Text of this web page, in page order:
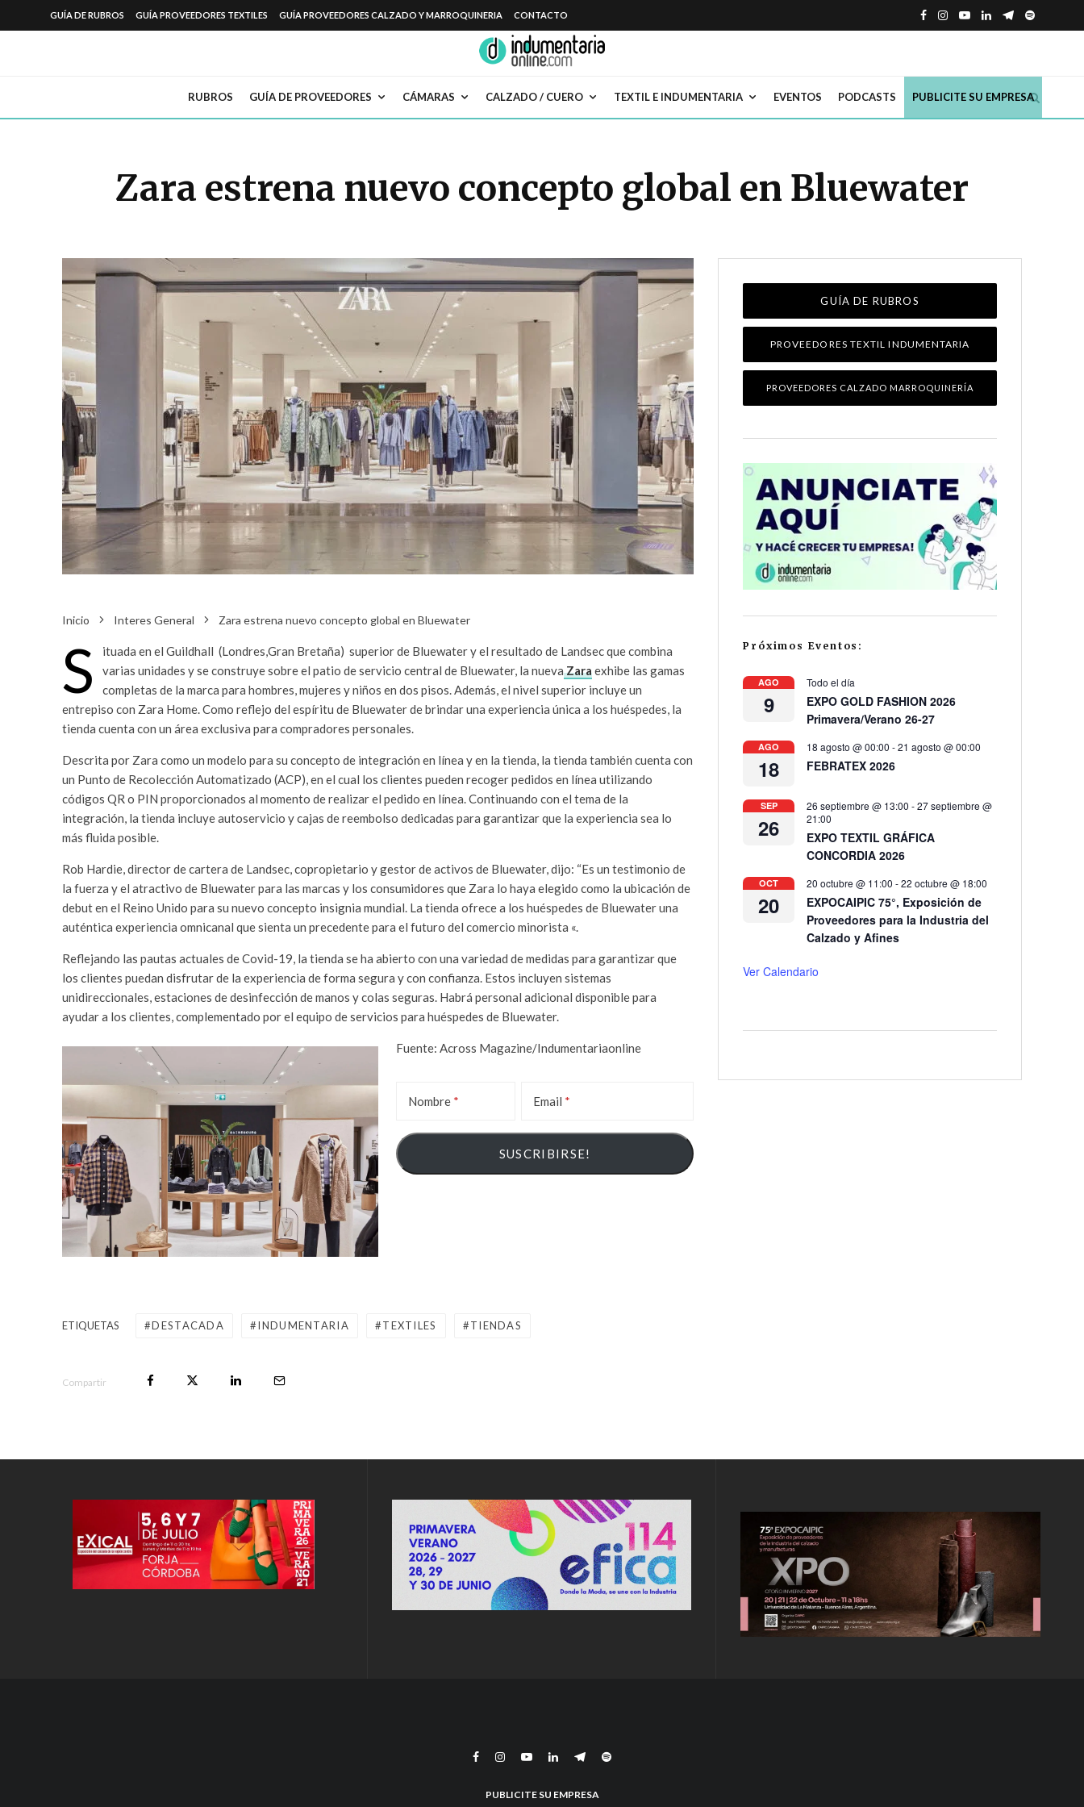
GUÍA DE RUBROS GUÍA PROVEEDORES TEXTILES GUÍA PROVEEDORES CALZADO Y MARROQUINERIA CONTACTO
RUBROS GUÍA DE PROVEEDORES CÁMARAS CALZADO / CUERO TEXTIL E INDUMENTARIA EVENTOS PODCASTS PUBLICITE SU EMPRESA
Zara estrena nuevo concepto global en Bluewater
Inicio Interes General Zara estrena nuevo concepto global en Bluewater
S
ituada en el Guildhall (Londres,Gran Bretaña) superior de Bluewater y el resultado de Landsec que combina
varias unidades y se construye sobre el patio de servicio central de Bluewater, la nuevaZaraexhibe las gamas
completas de la marca para hombres, mujeres y niños en dos pisos. Además, el nivel superior incluye un
entrepiso con Zara Home. Como reflejo del espíritu de Bluewater de brindar una experiencia única a los huéspedes, la
tienda cuenta con un área exclusiva para compradores personales.
Descrita por Zara como un modelo para su concepto de integración en línea y en la tienda, la tienda también cuenta con
un Punto de Recolección Automatizado (ACP), en el cual los clientes pueden recoger pedidos en línea utilizando
códigos QR o PIN proporcionados al momento de realizar el pedido en línea. Continuando con el tema de la
integración, la tienda incluye autoservicio y cajas de reembolso dedicadas para garantizar que la experiencia sea lo
más fluida posible.
Rob Hardie, director de cartera de Landsec, copropietario y gestor de activos de Bluewater, dijo: “Es un testimonio de
la fuerza y ​​el atractivo de Bluewater para las marcas y los consumidores que Zara lo haya elegido como la ubicación de
debut en el Reino Unido para su nuevo concepto insignia mundial. La tienda ofrece a los huéspedes de Bluewater una
auténtica experiencia omnicanal que sienta un precedente para el futuro del comercio minorista «.
Reflejando las pautas actuales de Covid-19, la tienda se ha abierto con una variedad de medidas para garantizar que
los clientes puedan disfrutar de la experiencia de forma segura y con confianza. Estos incluyen sistemas
unidireccionales, estaciones de desinfección de manos y colas seguras. Habrá personal adicional disponible para
ayudar a los clientes, complementado por el equipo de servicios para huéspedes de Bluewater.
Fuente: Across Magazine/Indumentariaonline
Nombre Email
ETIQUETAS DESTACADA INDUMENTARIA TEXTILES TIENDAS
Compartir
GUÍA DE RUBROS
PROVEEDORES TEXTIL INDUMENTARIA
PROVEEDORES CALZADO MARROQUINERÍA
Próximos Eventos:
AGO
9
Todo el día
EXPO GOLD FASHION 2026
Primavera/Verano 26-27
AGO
18
18 agosto @ 00:00 -21 agosto @ 00:00
FEBRATEX 2026
SEP
26
26 septiembre @ 13:00 -27 septiembre @
21:00
EXPO TEXTIL GRÁFICA
CONCORDIA 2026
OCT
20
20 octubre @ 11:00 -22 octubre @ 18:00
EXPOCAIPIC 75°, Exposición de
Proveedores para la Industria del
Calzado y Afines
Ver Calendario
PUBLICITE SU EMPRESA